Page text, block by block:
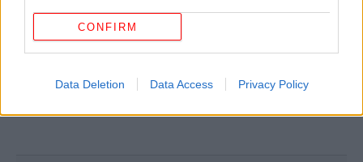
CONFIRM
Data Deletion Data Access Privacy Policy